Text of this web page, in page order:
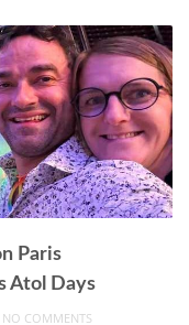
Paris
Atol Days
NO COMMENTS